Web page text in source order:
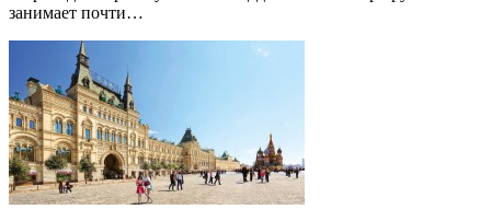
занимает почти…